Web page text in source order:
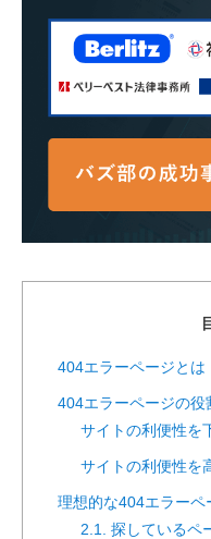
404エラーページとは
404エラーページの役
サイトの利便性を
サイトの利便性を
理想的な404エラーペ
2.1. 探しているペ